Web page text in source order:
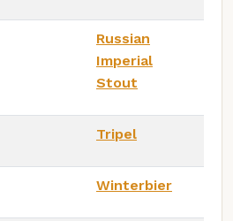
Russian
Imperial
Stout
Tripel
Winterbier